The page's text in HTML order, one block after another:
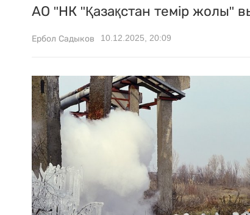
АО "НК "Қазақстан темір жолы"
Ербол Садыков 10.12.2025, 20:09